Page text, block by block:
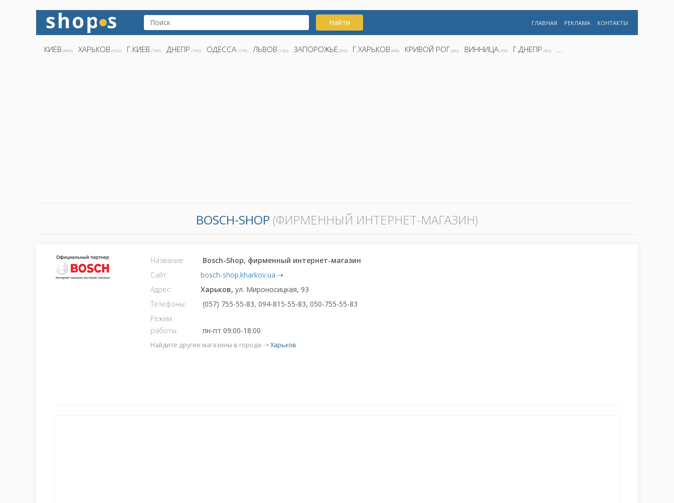
Найти ГЛАВНАЯ РЕКЛАМА КОНТАКТЫ
КИЕВ (8800) ХАРЬКОВ (5922) Г.КИЕВ (1995) ДНЕПР (1692) ОДЕССА (1578) ЛЬВОВ (1282) ЗАПОРОЖЬЕ (855) Г.ХАРЬКОВ (808) КРИВОЙ РОГ (392) ВИННИЦА (390) Г.ДНЕПР (362) ...
BOSCH-SHOP (ФИРМЕННЫЙ ИНТЕРНЕТ-МАГАЗИН)
Название:
Bosch-Shop, фирменный интернет-магазин
Сайт:
bosch-shop.kharkov.ua ⇢
Адрес:
Харьков,ул. Мироносицкая, 93
Телефоны:
(057) 755-55-83, 094-815-55-83, 050-755-55-83
Режим
работы:
пн-пт 09:00-18:00
Найдите другие магазины в городе ⇢Харьков